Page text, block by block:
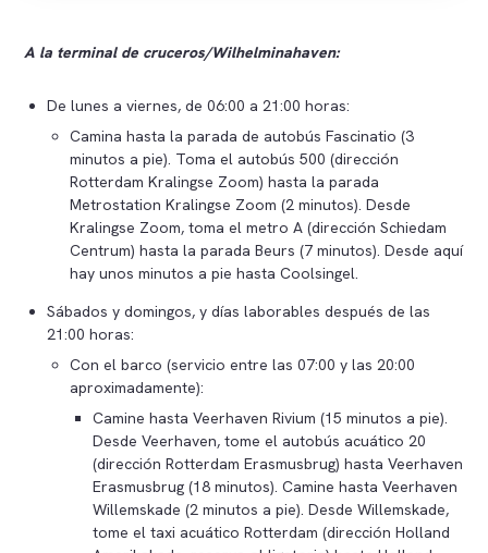
A la terminal de cruceros/Wilhelminahaven:
De lunes a viernes, de 06:00 a 21:00 horas:
Camina hasta la parada de autobús Fascinatio (3
minutos a pie). Toma el autobús 500 (dirección
Rotterdam Kralingse Zoom) hasta la parada
Metrostation Kralingse Zoom (2 minutos). Desde
Kralingse Zoom, toma el metro A (dirección Schiedam
Centrum) hasta la parada Beurs (7 minutos). Desde aquí
hay unos minutos a pie hasta Coolsingel.
Sábados y domingos, y días laborables después de las
21:00 horas:
Con el barco (servicio entre las 07:00 y las 20:00
aproximadamente):
Camine hasta Veerhaven Rivium (15 minutos a pie).
Desde Veerhaven, tome el autobús acuático 20
(dirección Rotterdam Erasmusbrug) hasta Veerhaven
Erasmusbrug (18 minutos). Camine hasta Veerhaven
Willemskade (2 minutos a pie). Desde Willemskade,
tome el taxi acuático Rotterdam (dirección Holland